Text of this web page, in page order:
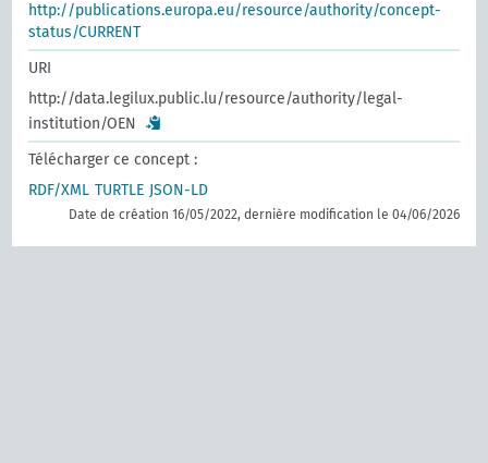
http://publications.europa.eu/resource/authority/concept-
status/CURRENT
URI
http://data.legilux.public.lu/resource/authority/legal-
institution/OEN
Télécharger ce concept :
RDF/XML TURTLE JSON-LD
Date de création 16/05/2022, dernière modification le 04/06/2026